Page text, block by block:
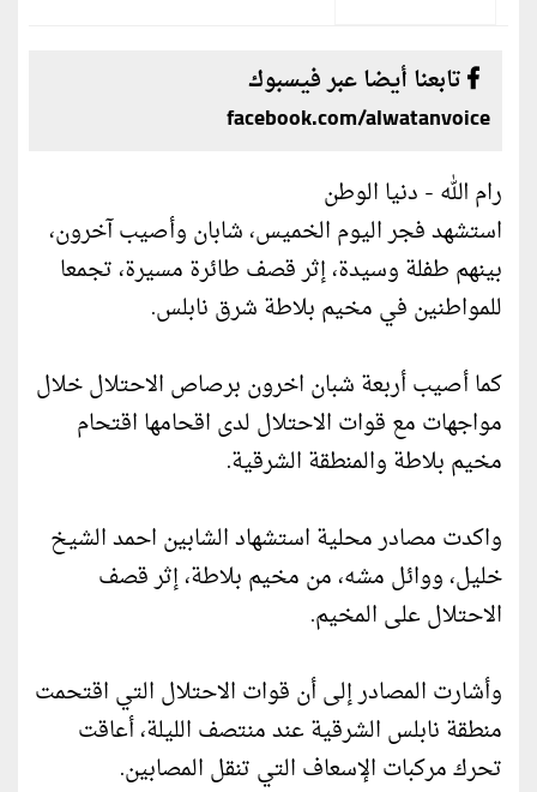
تابعنا أيضا عبر فيسبوك
facebook.com/alwatanvoice
رام الله - دنيا الوطن
استشهد فجر اليوم الخميس، شابان وأصيب آخرون،
بينهم طفلة وسيدة، إثر قصف طائرة مسيرة، تجمعا
للمواطنين في مخيم بلاطة شرق نابلس.
كما أصيب أربعة شبان اخرون برصاص الاحتلال خلال
مواجهات مع قوات الاحتلال لدى اقحامها اقتحام
مخيم بلاطة والمنطقة الشرقية.
واكدت مصادر محلية استشهاد الشابين احمد الشيخ
خليل، ووائل مشه، من مخيم بلاطة، إثر قصف
الاحتلال على المخيم.
وأشارت المصادر إلى أن قوات الاحتلال التي اقتحمت
منطقة نابلس الشرقية عند منتصف الليلة، أعاقت
تحرك مركبات الإسعاف التي تنقل المصابين.